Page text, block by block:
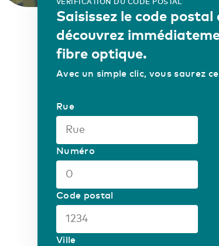
Saisissez le code
découvrez
fibre optique.
Avec un simple clic, vous saurez
Rue
Numéro
Code postal
Ville